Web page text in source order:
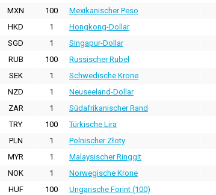
MXN
100 Mexikanischer Peso
HKD
1 Hongkong-Dollar
SGD
1 Singapur-Dollar
RUB
100 Russischer Rubel
SEK
1 Schwedische Krone
NZD
1 Neuseeland-Dollar
ZAR
1 Südafrikanischer Rand
TRY
100 Türkische Lira
PLN
1 Polnischer Złoty
MYR
1 Malaysischer Ringgit
NOK
1 Norwegische Krone
HUF
100 Ungarische Forint (100)